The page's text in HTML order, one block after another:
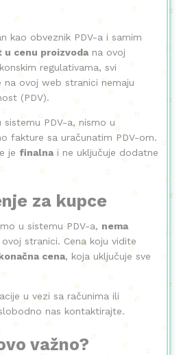
kao obveznik PDV-a i samim
u cenu proizvoda na ovoj
regulativama, svi
na ovoj web stranici nemaju
(PDV).
sistemu PDV-a, nismo u
fakture sa uračunatim PDV-om.
je finalnai ne uključuje dodatne
za kupce
u sistemu PDV-a, nema
ovoj stranici. Cena koju vidite
cena, koja uključuje sve
u vezi sa računima ili
nas kontaktirajte.
važno?